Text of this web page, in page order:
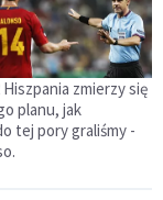
zmierzy się
planu, jak
tej pory graliśmy -